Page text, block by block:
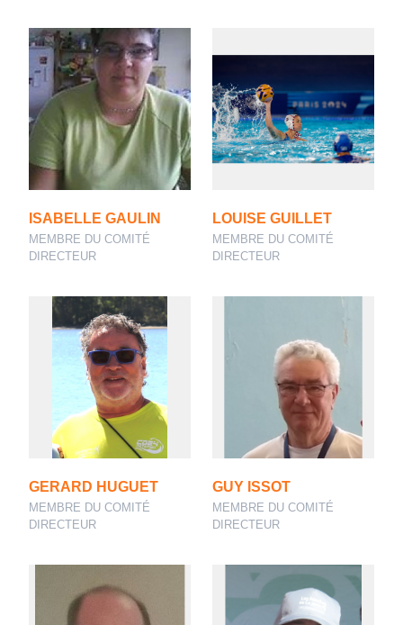
ISABELLE GAULIN
MEMBRE DU COMITÉ
DIRECTEUR
LOUISE GUILLET
MEMBRE DU COMITÉ
DIRECTEUR
GERARD HUGUET
MEMBRE DU COMITÉ
DIRECTEUR
GUY ISSOT
MEMBRE DU COMITÉ
DIRECTEUR